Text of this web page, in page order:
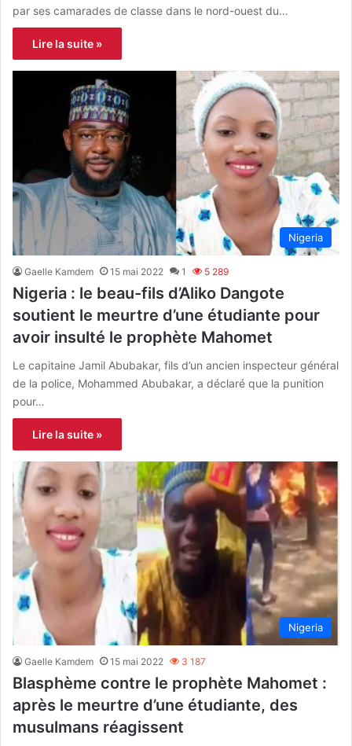
par ses camarades de classe dans le nord-ouest du…
Lire la suite »
Nigeria
Gaelle Kamdem 15 mai 2022 1 5 289
Nigeria : le beau-fils d’Aliko Dangote
soutient le meurtre d’une étudiante pour
avoir insulté le prophète Mahomet
Le capitaine Jamil Abubakar, fils d’un ancien inspecteur général
de la police, Mohammed Abubakar, a déclaré que la punition
pour…
Lire la suite »
Nigeria
Gaelle Kamdem 15 mai 2022 3 187
Blasphème contre le prophète Mahomet :
après le meurtre d’une étudiante, des
musulmans réagissent